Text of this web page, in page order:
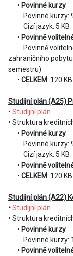
• Povinné kurzy
Povinné kurzy:
Cizí jazyk: 5 KB
• Povinně
Povinně volitelné
zahraničního
semestru)
• CELKEM: 120 KB
Studijní plán (A25)
• Studijní plán
• Struktura
• Povinné kurzy
Povinné kurzy:
Cizí jazyk: 5 KB
• Povinně
• CELKEM: 120 KB
Studijní plán (A22)
•Studijní plán
• Struktura
• Povinné kurzy
Povinné kurzy:
• Povinně